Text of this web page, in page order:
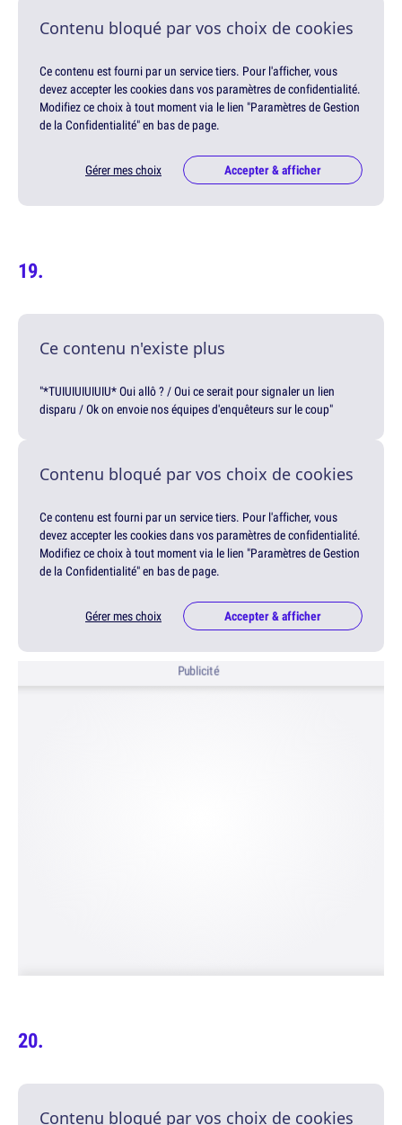
Contenu bloqué par vos choix de cookies
Ce contenu est fourni par un service tiers. Pour l'afficher, vous
devez accepter les cookies dans vos paramètres de confidentialité.
Modifiez ce choix à tout moment via le lien "Paramètres de Gestion
de la Confidentialité" en bas de page.
Gérer mes choix Accepter & afficher
Ce contenu n'existe plus
"*TUIUIUIUIUIU* Oui allô ? / Oui ce serait pour signaler un lien
disparu / Ok on envoie nos équipes d'enquêteurs sur le coup"
Contenu bloqué par vos choix de cookies
Ce contenu est fourni par un service tiers. Pour l'afficher, vous
devez accepter les cookies dans vos paramètres de confidentialité.
Modifiez ce choix à tout moment via le lien "Paramètres de Gestion
de la Confidentialité" en bas de page.
Gérer mes choix Accepter & afficher
Publicité
Contenu bloqué par vos choix de cookies